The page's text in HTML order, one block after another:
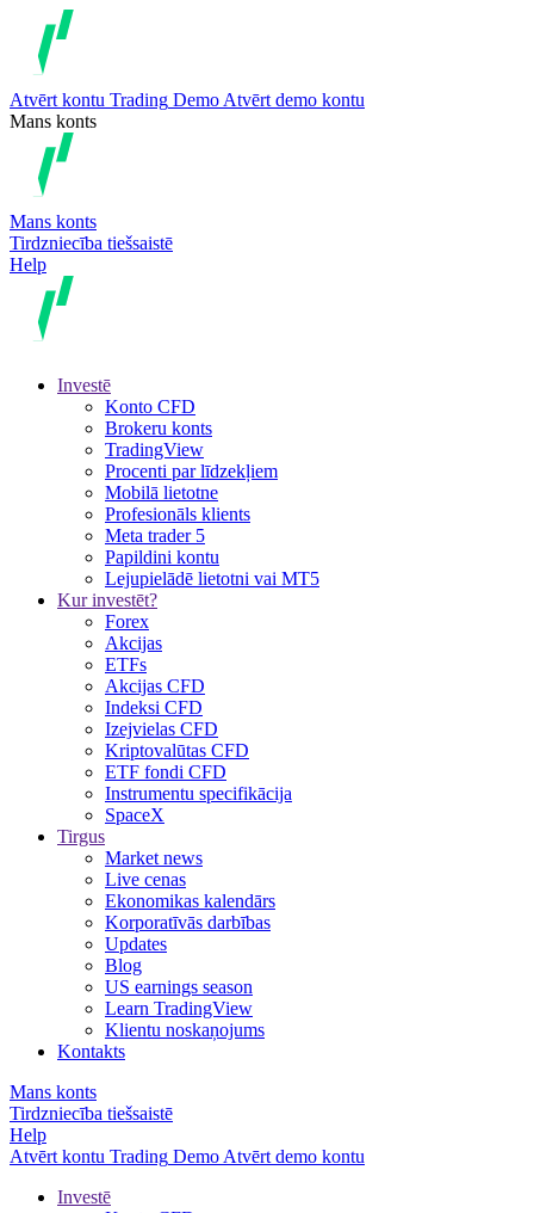
Atvērt kontu Trading Demo Atvērt demo kontu
Mans konts
Mans konts
Tirdzniecība tiešsaistē
Help
Investē
Konto CFD
Brokeru konts
TradingView
Procenti par līdzekļiem
Mobilā lietotne
Profesionāls klients
Meta trader 5
Papildini kontu
Lejupielādē lietotni vai MT5
Kur investēt?
Forex
Akcijas
ETFs
Akcijas CFD
Indeksi CFD
Izejvielas CFD
Kriptovalūtas CFD
ETF fondi CFD
Instrumentu specifikācija
SpaceX
Tirgus
Market news
Live cenas
Ekonomikas kalendārs
Korporatīvās darbības
Updates
Blog
US earnings season
Learn TradingView
Klientu noskaņojums
Kontakts
Mans konts
Tirdzniecība tiešsaistē
Help
Atvērt kontu Trading Demo Atvērt demo kontu
Investē